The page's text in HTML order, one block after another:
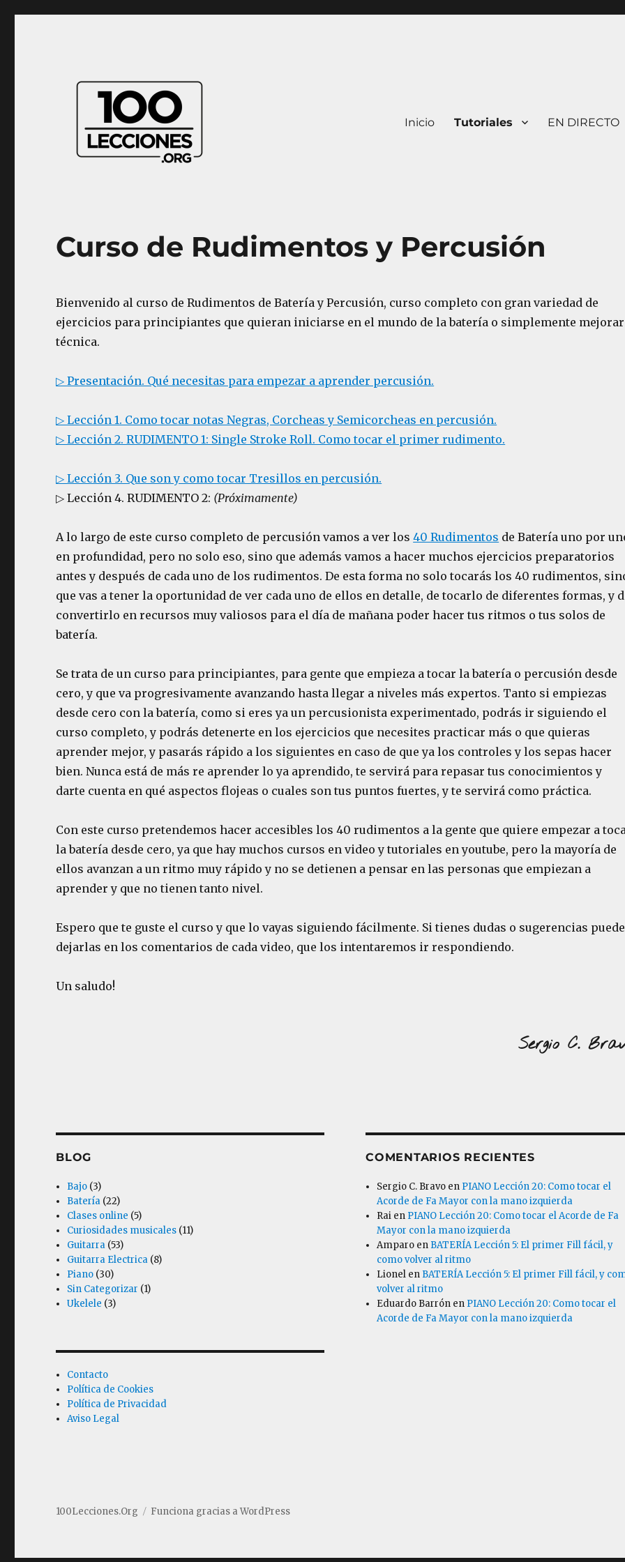
Inicio Tutoriales EN DIRECTO
Curso de Rudimentos y Percusión
Bienvenido al curso de Rudimentos de Batería y Percusión, curso completo con gran variedad de
ejercicios para principiantes que quieran iniciarse en el mundo de la batería o simplemente mejorar
técnica.
▷ Presentación. Qué necesitas para empezar a aprender percusión.
▷ Lección 1. Como tocar notas Negras, Corcheas y Semicorcheas en percusión.
▷ Lección 2. RUDIMENTO 1: Single Stroke Roll. Como tocar el primer rudimento.
▷ Lección 3. Que son y como tocar Tresillos en percusión.
▷ Lección 4. RUDIMENTO 2: (Próximamente)
A lo largo de este curso completo de percusión vamos a ver los40 Rudimentos de Batería uno por
en profundidad, pero no solo eso, sino que además vamos a hacer muchos ejercicios preparatorios
antes y después de cada uno de los rudimentos. De esta forma no solo tocarás los 40 rudimentos,
que vas a tener la oportunidad de ver cada uno de ellos en detalle, de tocarlo de diferentes formas, y
convertirlo en recursos muy valiosos para el día de mañana poder hacer tus ritmos o tus solos de
batería.
Se trata de un curso para principiantes, para gente que empieza a tocar la batería o percusión desde
cero, y que va progresivamente avanzando hasta llegar a niveles más expertos. Tanto si empiezas
desde cero con la batería, como si eres ya un percusionista experimentado, podrás ir siguiendo el
curso completo, y podrás detenerte en los ejercicios que necesites practicar más o que quieras
aprender mejor, y pasarás rápido a los siguientes en caso de que ya los controles y los sepas hacer
bien. Nunca está de más re aprender lo ya aprendido, te servirá para repasar tus conocimientos y
darte cuenta en qué aspectos flojeas o cuales son tus puntos fuertes, y te servirá como práctica.
Con este curso pretendemos hacer accesibles los 40 rudimentos a la gente que quiere empezar a
la batería desde cero, ya que hay muchos cursos en video y tutoriales en youtube, pero la mayoría de
ellos avanzan a un ritmo muy rápido y no se detienen a pensar en las personas que empiezan a
aprender y que no tienen tanto nivel.
Espero que te guste el curso y que lo vayas siguiendo fácilmente. Si tienes dudas o sugerencias
dejarlas en los comentarios de cada video, que los intentaremos ir respondiendo.
Un saludo!
Sergio C.
BLOG
Bajo (3)
Batería (22)
Clases online (5)
Curiosidades musicales (11)
Guitarra (53)
Guitarra Electrica (8)
Piano (30)
Sin Categorizar (1)
Ukelele (3)
Contacto
Política de Cookies
Política de Privacidad
Aviso Legal
COMENTARIOS RECIENTES
Sergio C. Bravo en PIANO Lección 20: Como tocar el
Acorde de Fa Mayor con la mano izquierda
Rai en PIANO Lección 20: Como tocar el Acorde de Fa
Mayor con la mano izquierda
Amparo en BATERÍA Lección 5: El primer Fill fácil, y
como volver al ritmo
Lionel en BATERÍA Lección 5: El primer Fill fácil, y
volver al ritmo
Eduardo Barrón en PIANO Lección 20: Como tocar el
Acorde de Fa Mayor con la mano izquierda
100Lecciones.Org Funciona gracias a WordPress